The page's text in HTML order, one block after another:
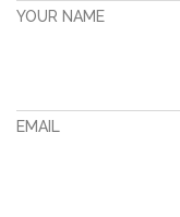
YOUR NAME
EMAIL